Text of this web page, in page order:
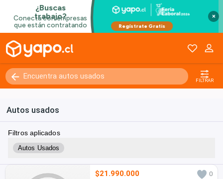
×
FILTRAR
Autos usados
Filtros aplicados
Autos Usados
$21.990.000
0